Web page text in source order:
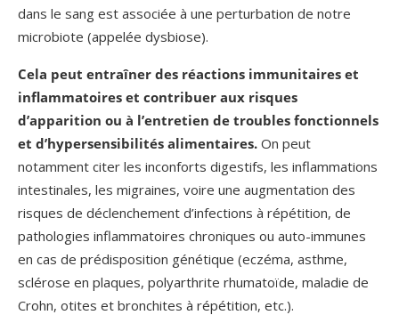
dans le sang est associée à une perturbation de notre
microbiote (appelée dysbiose).
Cela peut entraîner des réactions immunitaires et
inflammatoires et contribuer aux risques
d’apparition ou à l’entretien de troubles fonctionnels
et d’hypersensibilités alimentaires. On peut
notamment citer les inconforts digestifs, les inflammations
intestinales, les migraines, voire une augmentation des
risques de déclenchement d’infections à répétition, de
pathologies inflammatoires chroniques ou auto-immunes
en cas de prédisposition génétique (eczéma, asthme,
sclérose en plaques, polyarthrite rhumatoïde, maladie de
Crohn, otites et bronchites à répétition, etc.).